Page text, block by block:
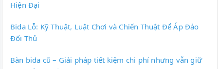
Hiện Đại
Bida Lỗ: Kỹ Thuật, Luật Chơi và Chiến Thuật Để Áp Đảo
Đối Thủ
Bàn bida cũ – Giải pháp tiết kiệm chi phí nhưng vẫn giữ